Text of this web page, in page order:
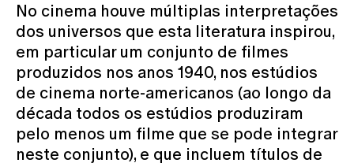
No cinema houve múltiplas interpretações
dos universos que esta literatura inspirou,
em particular um conjunto de filmes
produzidos nos anos 1940, nos estúdios
de cinema norte-americanos (ao longo da
década todos os estúdios produziram
pelo menos um filme que se pode integrar
neste conjunto), e que incluem títulos de